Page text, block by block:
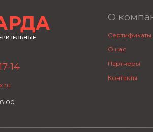
14
О
Сертификаты
О нас
Партнеры
Контакты